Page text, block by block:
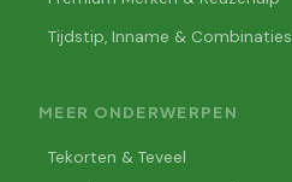
Tijdstip, Inname & Combinaties
MEER ONDERWERPEN
Tekorten & Teveel